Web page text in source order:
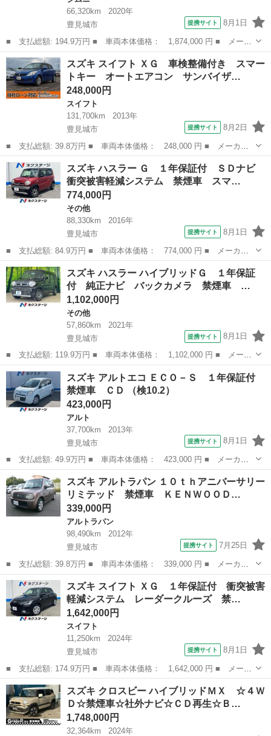
66,320km
2020年
豊見城市
提携サイト 8月1日
■ 支払総額: 194.9万円 ■ 車両本体価格： 1,874,000 円 ■ メーカ
ー名： スズキ ■ 車種名： ジムニー ■ グレード名： ＸＣ １
年保証付 ４ＷＤ ＳＤナビ バックカメラ 衝突被害軽減システ
ム 禁煙車...
沖縄 豊見城市 ジムニー
スズキ スイフト ＸＧ 車検整備付き スマー
トキー オートエアコン サンバイザ…
248,000円
スイフト
131,700km
2013年
豊見城市
提携サイト 8月2日
■ 支払総額: 39.8万円 ■ 車両本体価格： 248,000 円 ■ メーカー
名： スズキ ■ 車種名： スイフト ■ グレード名： ＸＧ 車検
整備付き スマートキー オートエアコン サンバイザー 青 ブル
ー 運転席...
沖縄 豊見城市 スイフト
スズキ ハスラー Ｇ １年保証付 ＳＤナビ
衝突被害軽減システム 禁煙車 スマ…
774,000円
その他
88,330km
2016年
豊見城市
提携サイト 8月1日
■ 支払総額: 84.9万円 ■ 車両本体価格： 774,000 円 ■ メーカー
名： スズキ ■ 車種名： ハスラー ■ グレード名： Ｇ １年保
証付 ＳＤナビ 衝突被害軽減システム 禁煙車 スマートキー Ｅ
ＴＣ 純正１...
沖縄 豊見城市 その他
スズキ ハスラー ハイブリッドＧ １年保証
付 純正ナビ バックカメラ 禁煙車 …
1,102,000円
その他
57,860km
2021年
豊見城市
提携サイト 8月1日
■ 支払総額: 119.9万円 ■ 車両本体価格： 1,102,000 円 ■ メーカ
ー名： スズキ ■ 車種名： ハスラー ■ グレード名： ハイブリ
ッドＧ １年保証付 純正ナビ バックカメラ 禁煙車 コーナーセ
ンサー ...
沖縄 豊見城市 その他
スズキ アルトエコ ＥＣＯ－Ｓ １年保証付
禁煙車 ＣＤ （検10.2）
423,000円
アルト
37,700km
2013年
豊見城市
提携サイト 8月1日
■ 支払総額: 49.9万円 ■ 車両本体価格： 423,000 円 ■ メーカー
名： スズキ ■ 車種名： アルトエコ ■ グレード名： ＥＣＯ－
Ｓ １年保証付 禁煙車 ＣＤ ■ 排気量： 660cc ■ ドア枚数：
5...
沖縄 豊見城市 アルト
スズキ アルトラパン １０ｔｈアニバーサリー
リミテッド 禁煙車 ＫＥＮＷＯＯＤ…
339,000円
アルトラパン
98,490km
2012年
豊見城市
提携サイト 7月25日
■ 支払総額: 39.8万円 ■ 車両本体価格： 339,000 円 ■ メーカー
名： スズキ ■ 車種名： アルトラパン ■ グレード名： １０ｔ
ｈアニバーサリーリミテッド 禁煙車 ＫＥＮＷＯＯＤナビ・ＴＶ・
リアカメラ ...
沖縄 豊見城市 アルトラパン
スズキ スイフト ＸＧ １年保証付 衝突被害
軽減システム レーダークルーズ 禁…
1,642,000円
スイフト
11,250km
2024年
豊見城市
提携サイト 8月1日
■ 支払総額: 174.9万円 ■ 車両本体価格： 1,642,000 円 ■ メーカ
ー名： スズキ ■ 車種名： スイフト ■ グレード名： ＸＧ １
年保証付 衝突被害軽減システム レーダークルーズ 禁煙車 コー
ナーセン...
沖縄 豊見城市 スイフト
スズキ クロスビー ハイブリッドＭＸ ☆４Ｗ
Ｄ☆禁煙車☆社外ナビ☆ＣＤ再生☆Ｂ…
1,748,000円
32,364km
2024年